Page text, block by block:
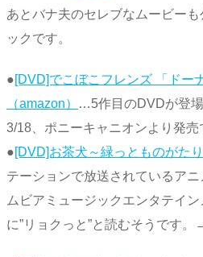
あとバナ夫のセレブなムービー
ックです。
●[DVD]でこぼこフレンズ 「ドー
（amazon）
…5作目のDVDが登場
3/18、ポニーキャニオンより発売
●[DVD]お茶犬～緑っとものがた
テーションで放送されているア
ムビアミュージックエンタテイ
に”リョクっと”と読むそうです。